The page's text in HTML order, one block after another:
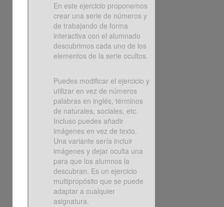
En este ejercicio proponemos
crear una serie de números y
de trabajando de forma
interactiva con el alumnado
descubrimos cada uno de los
elementos de la serie ocultos.
Puedes modificar el ejercicio y
utilizar en vez de números
palabras en inglés, términos
de naturales, sociales, etc.
Incluso puedes añadir
imágenes en vez de texto.
Una variante sería incluir
imágenes y dejar oculta una
para que los alumnos la
descubran. Es un ejercicio
multipropósito que se puede
adaptar a cualquier
asignatura.